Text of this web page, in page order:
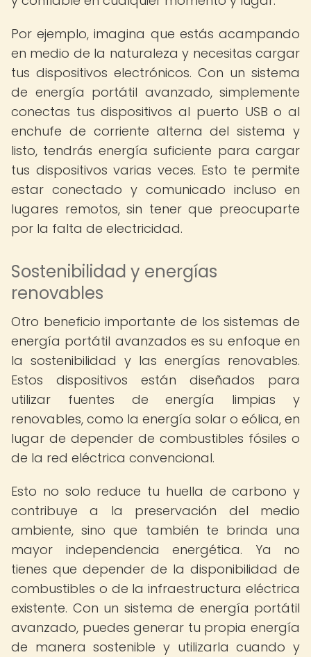
Por ejemplo, imagina que estás acampando
en medio de la naturaleza y necesitas cargar
tus dispositivos electrónicos. Con un sistema
de energía portátil avanzado, simplemente
conectas tus dispositivos al puerto USB o al
enchufe de corriente alterna del sistema y
listo, tendrás energía suficiente para cargar
tus dispositivos varias veces. Esto te permite
estar conectado y comunicado incluso en
lugares remotos, sin tener que preocuparte
por la falta de electricidad.
Sostenibilidad y energías
renovables
Otro beneficio importante de los sistemas de
energía portátil avanzados es su enfoque en
la sostenibilidad y las energías renovables.
Estos dispositivos están diseñados para
utilizar fuentes de energía limpias y
renovables, como la energía solar o eólica, en
lugar de depender de combustibles fósiles o
de la red eléctrica convencional.
Esto no solo reduce tu huella de carbono y
contribuye a la preservación del medio
ambiente, sino que también te brinda una
mayor independencia energética. Ya no
tienes que depender de la disponibilidad de
combustibles o de la infraestructura eléctrica
existente. Con un sistema de energía portátil
avanzado, puedes generar tu propia energía
de manera sostenible y utilizarla cuando y